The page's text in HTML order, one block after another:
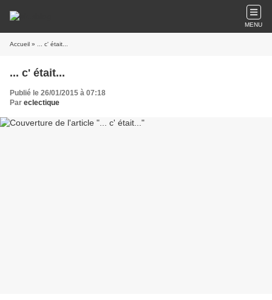
MENU
Accueil » ... c' était...
... c' était...
Publié le 26/01/2015 à 07:18
Par eclectique